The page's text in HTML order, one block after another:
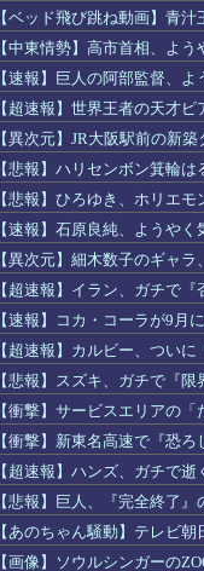
【ベッド飛び跳ね動画】青
【中東情勢】高市首相、よ
【速報】巨人の阿部監督、
【超速報】世界王者の天才
【異次元】JR大阪駅前の新
【悲報】ハリセンボン箕輪
【悲報】ひろゆき、ホリエ
【速報】石原良純、ようや
【異次元】細木数子のギャ
【超速報】イラン、ガチで
【速報】コカ・コーラが9月
【超速報】カルビー、つい
【悲報】スズキ、ガチで『
【衝撃】サービスエリアの
【衝撃】新東名高速で『恐
【超速報】ハンズ、ガチで逝
【悲報】巨人、『完全終了
【あのちゃん騒動】テレビ
【画像】ソウルシンガーの